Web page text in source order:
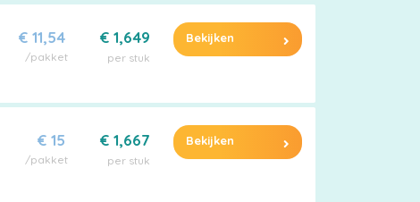
€ 11,54
/pakket
€ 1,649
per stuk
Bekijken
€ 15
/pakket
€ 1,667
per stuk
Bekijken